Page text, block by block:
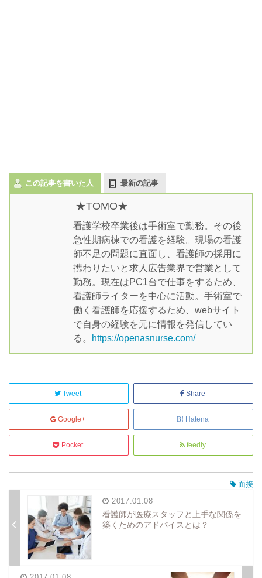
この記事を書いた人 最新の記事
★TOMO★
看護学校卒業後は手術室で勤務。その後
急性期病棟での看護を経験。現場の看護
師不足の問題に直面し、看護師の採用に
携わりたいと求人広告業界で営業として
勤務。現在はPC1台で仕事をするため、
看護師ライターを中心に活動。手術室で
働く看護師を応援するため、webサイト
で自身の経験を元に情報を発信してい
る。
https://openasnurse.com/
Tweet Share
Google+ Hatena
Pocket feedly
面接
2017.01.08
看護師が医療スタッフと上手な関係を
築くためのアドバイスとは？